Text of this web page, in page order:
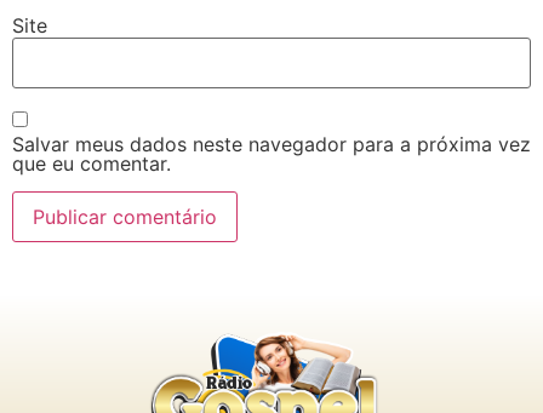
Site
Salvar meus dados neste navegador para a próxima vez
que eu comentar.